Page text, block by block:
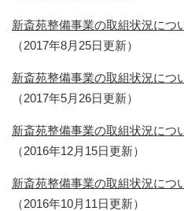
新斎苑整備事業の取組状況につ
（2017年8月25日更新）
新斎苑整備事業の取組状況につ
（2017年5月26日更新）​
新斎苑整備事業の取組状況につ
（2016年12月15日更新）​
新斎苑整備事業の取組状況につ
（2016年10月11日更新）​